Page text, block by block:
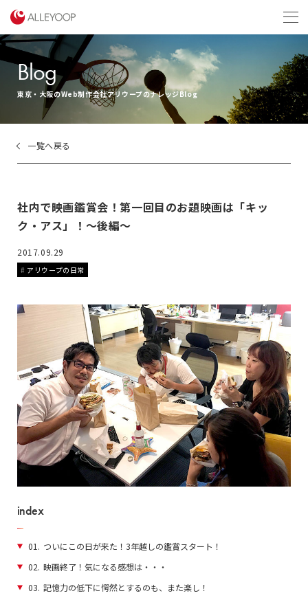
Blog
東京・大阪のWeb制作会社アリウープのナレッジBlog
一覧へ戻る
社内で映画鑑賞会！第一回目のお題映画は「キッ
ク・アス」！〜後編〜
2017.09.29
アリウープの日常
index
01. ついにこの日が来た！3年越しの鑑賞スタート！
02. 映画終了！気になる感想は・・・
03. 記憶力の低下に愕然とするのも、また楽し！